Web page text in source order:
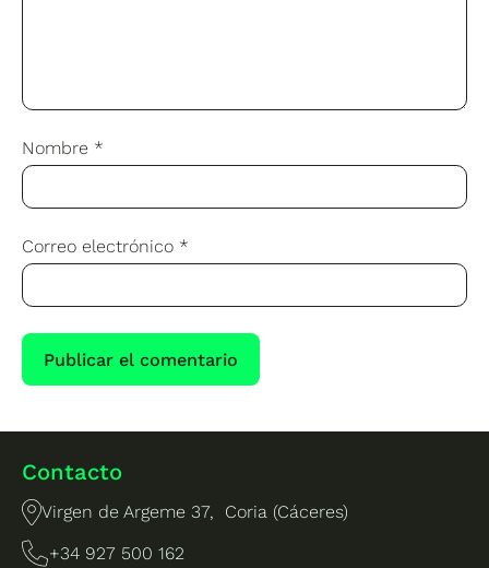
Nombre *
Correo electrónico *
Contacto
Virgen de Argeme 37, Coria (Cáceres)
+34 927 500 162